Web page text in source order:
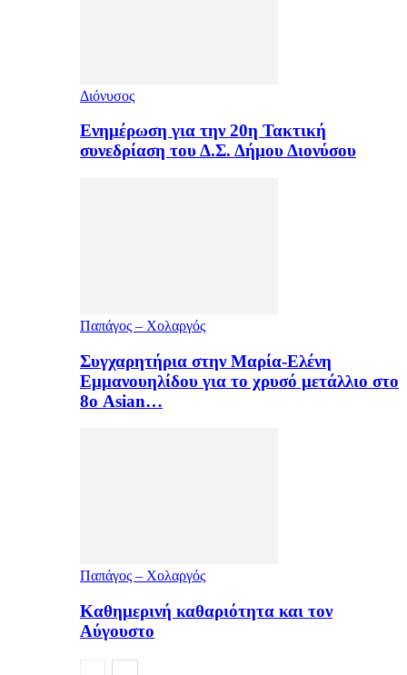
Διόνυσος
Ενημέρωση για την 20η Τακτική
συνεδρίαση του Δ.Σ. Δήμου Διονύσου
Παπάγος – Χολαργός
Συγχαρητήρια στην Μαρία-Ελένη
Εμμανουηλίδου για το χρυσό μετάλλιο στο
8ο Asian…
Παπάγος – Χολαργός
Καθημερινή καθαριότητα και τον
Αύγουστο